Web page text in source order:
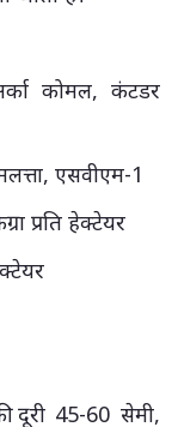
कोमल, कंटडर
एसवीएम-1
प्रति हेक्टेयर
दूरी 45-60 सेमी,